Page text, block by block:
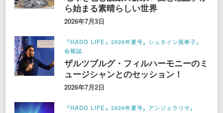
ら始まる素晴らしい世界
2026年7月3日
『HADO LIFE』2026年夏号
シュタイン亜希子
会報誌
ザルツブルグ・フィルハーモニーのミ
ュージシャンとのセッション！
2026年7月2日
『HADO LIFE』2026年夏号
アンジェラリサ